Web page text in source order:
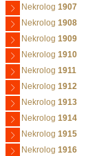
Nekrolog 1907
Nekrolog 1908
Nekrolog 1909
Nekrolog 1910
Nekrolog 1911
Nekrolog 1912
Nekrolog 1913
Nekrolog 1914
Nekrolog 1915
Nekrolog 1916